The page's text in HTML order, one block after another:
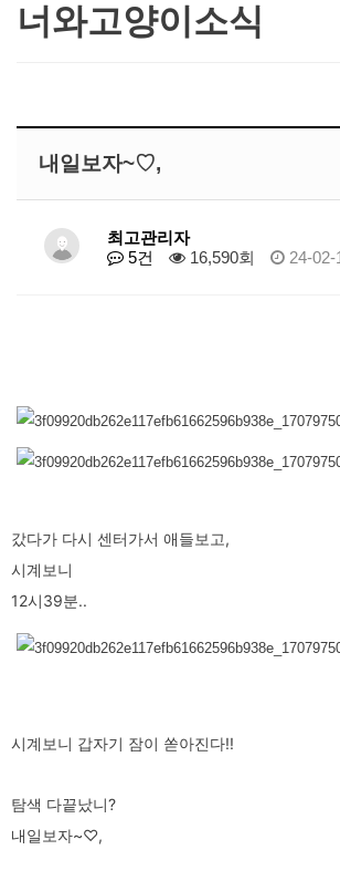
너와고양이소식
내일보자~♡,
최고관리자
5건
16,590회 24-02-
갔다가 다시 센터가서 애들보고,
시계보니
12시39분..
시계보니 갑자기 잠이 쏟아진다!!
탐색 다끝났니?
내일보자~♡,